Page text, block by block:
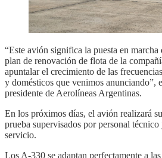
“Este avión significa la puesta en marcha
plan de renovación de flota de la
apuntalar el crecimiento de las
y domésticos que venimos anunciando”,
presidente de Aerolíneas Argentinas.
En los próximos días, el avión realizará
prueba supervisados por personal técnico
servicio.
Los A-330 se adaptan perfectamente a